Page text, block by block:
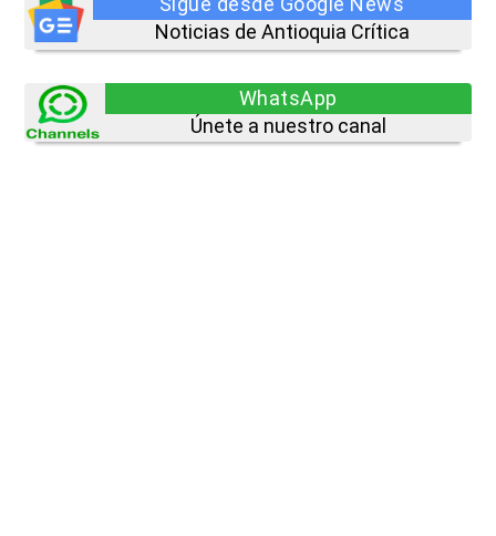
Noticias de Antioquia Crítica
WhatsApp
Únete a nuestro canal